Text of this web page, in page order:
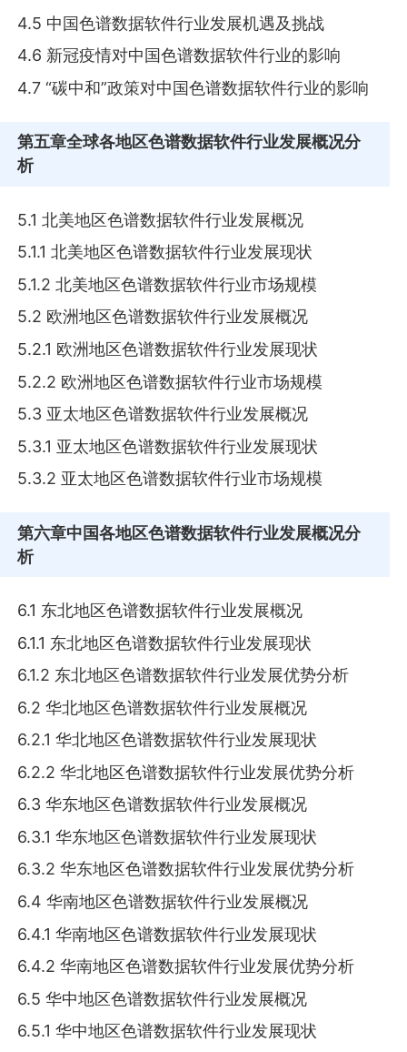
4.5 中国色谱数据软件行业发展机遇及挑战
4.6 新冠疫情对中国色谱数据软件行业的影响
4.7 “碳中和”政策对中国色谱数据软件行业的影响
第五章全球各地区色谱数据软件行业发展概况分
析
5.1 北美地区色谱数据软件行业发展概况
5.1.1 北美地区色谱数据软件行业发展现状
5.1.2 北美地区色谱数据软件行业市场规模
5.2 欧洲地区色谱数据软件行业发展概况
5.2.1 欧洲地区色谱数据软件行业发展现状
5.2.2 欧洲地区色谱数据软件行业市场规模
5.3 亚太地区色谱数据软件行业发展概况
5.3.1 亚太地区色谱数据软件行业发展现状
5.3.2 亚太地区色谱数据软件行业市场规模
第六章中国各地区色谱数据软件行业发展概况分
析
6.1 东北地区色谱数据软件行业发展概况
6.1.1 东北地区色谱数据软件行业发展现状
6.1.2 东北地区色谱数据软件行业发展优势分析
6.2 华北地区色谱数据软件行业发展概况
6.2.1 华北地区色谱数据软件行业发展现状
6.2.2 华北地区色谱数据软件行业发展优势分析
6.3 华东地区色谱数据软件行业发展概况
6.3.1 华东地区色谱数据软件行业发展现状
6.3.2 华东地区色谱数据软件行业发展优势分析
6.4 华南地区色谱数据软件行业发展概况
6.4.1 华南地区色谱数据软件行业发展现状
6.4.2 华南地区色谱数据软件行业发展优势分析
6.5 华中地区色谱数据软件行业发展概况
6.5.1 华中地区色谱数据软件行业发展现状